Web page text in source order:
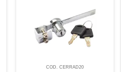
COD. CERRAD20